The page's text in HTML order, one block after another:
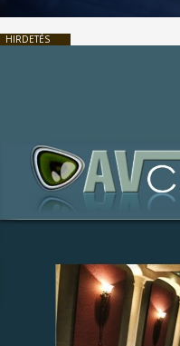
HIRDETÉS